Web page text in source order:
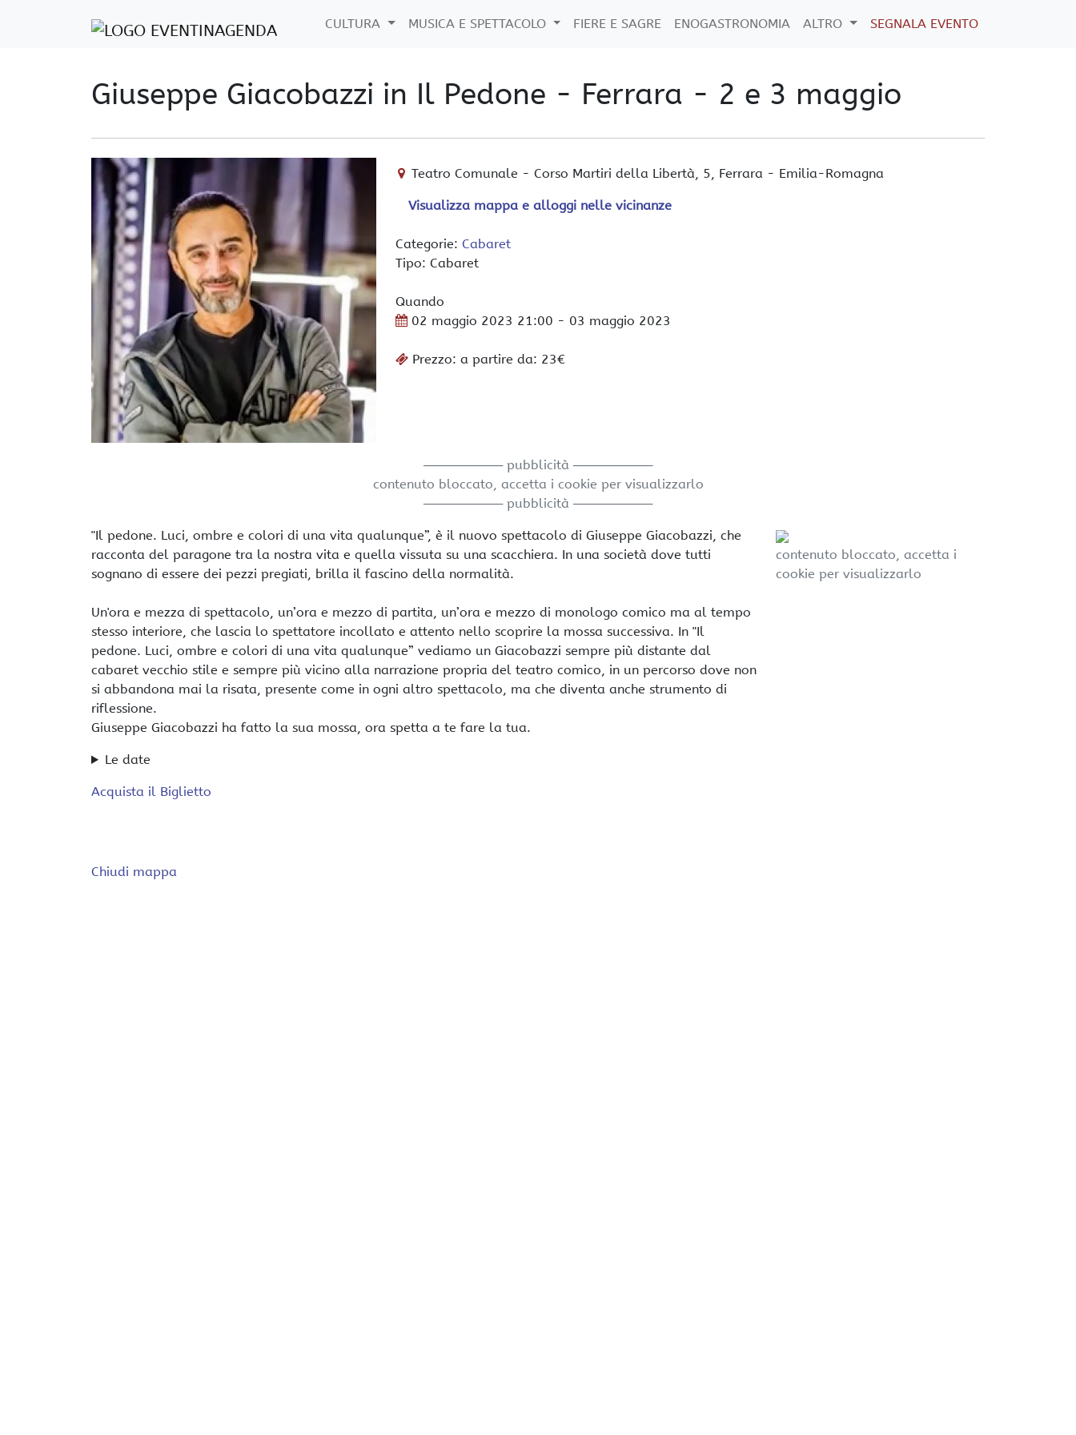
CULTURA MUSICA E SPETTACOLO FIERE E SAGRE ENOGASTRONOMIA ALTRO SEGNALA EVENTO
Giuseppe Giacobazzi in Il Pedone - Ferrara - 2 e 3 maggio
Teatro Comunale -Corso Martiri della Libertà, 5, Ferrara - Emilia-Romagna
Visualizza mappa e alloggi nelle vicinanze
Categorie: Cabaret
Tipo: Cabaret
Quando
02 maggio 2023 21:00 - 03 maggio 2023
Prezzo: a partire da: 23€
───────── pubblicità ─────────
contenuto bloccato, accetta i cookie per visualizzarlo
───────── pubblicità ─────────
"Il pedone. Luci, ombre e colori di una vita qualunque”, è il nuovo spettacolo di Giuseppe Giacobazzi, che
racconta del paragone tra la nostra vita e quella vissuta su una scacchiera. In una società dove tutti
sognano di essere dei pezzi pregiati, brilla il fascino della normalità.
Un'ora e mezza di spettacolo, un’ora e mezzo di partita, un’ora e mezzo di monologo comico ma al tempo
stesso interiore, che lascia lo spettatore incollato e attento nello scoprire la mossa successiva. In "Il
pedone. Luci, ombre e colori di una vita qualunque” vediamo un Giacobazzi sempre più distante dal
cabaret vecchio stile e sempre più vicino alla narrazione propria del teatro comico, in un percorso dove non
si abbandona mai la risata, presente come in ogni altro spettacolo, ma che diventa anche strumento di
riflessione.
Giuseppe Giacobazzi ha fatto la sua mossa, ora spetta a te fare la tua.
Le date
Acquista il Biglietto
contenuto bloccato, accetta i
cookie per visualizzarlo
Chiudi mappa